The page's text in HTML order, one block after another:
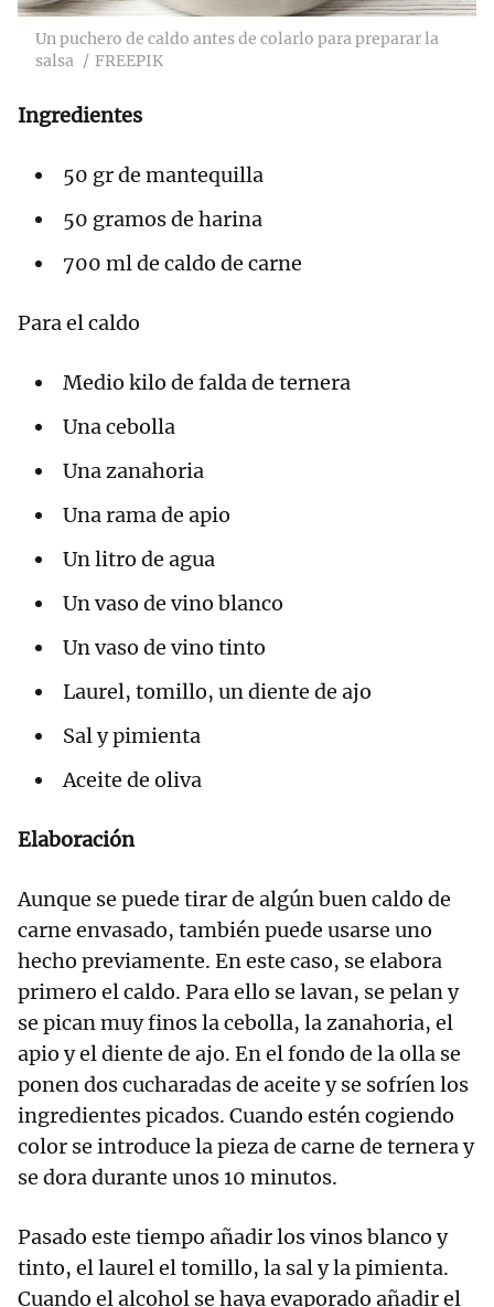
Un puchero de caldo antes de colarlo para preparar la
salsa
FREEPIK
Ingredientes
50 gr de mantequilla
50 gramos de harina
700 ml de caldo de carne
Para el caldo
Medio kilo de falda de ternera
Una cebolla
Una zanahoria
Una rama de apio
Un litro de agua
Un vaso de vino blanco
Un vaso de vino tinto
Laurel, tomillo, un diente de ajo
Sal y pimienta
Aceite de oliva
Elaboración
Aunque se puede tirar de algún buen caldo de
carne envasado, también puede usarse uno
hecho previamente. En este caso, se elabora
primero el caldo. Para ello se lavan, se pelan y
se pican muy finos la cebolla, la zanahoria, el
apio y el diente de ajo. En el fondo de la olla se
ponen dos cucharadas de aceite y se sofríen los
ingredientes picados. Cuando estén cogiendo
color se introduce la pieza de carne de ternera y
se dora durante unos 10 minutos.
Pasado este tiempo añadir los vinos blanco y
tinto, el laurel el tomillo, la sal y la pimienta.
Cuando el alcohol se haya evaporado añadir el